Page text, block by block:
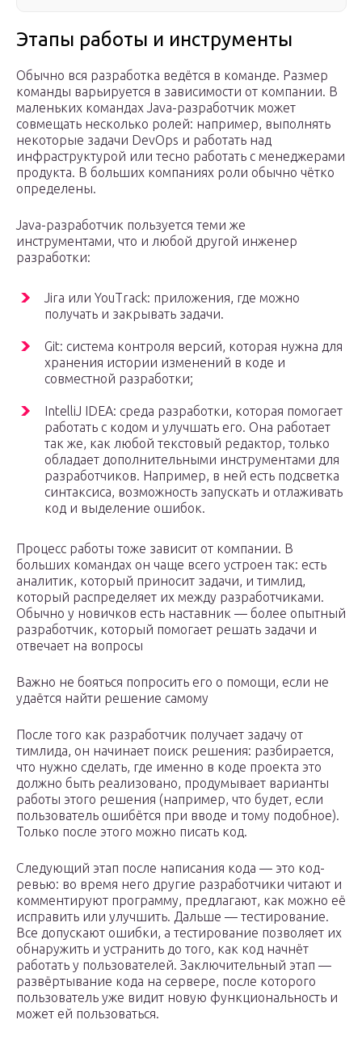
Этапы работы и инструменты
Обычно вся разработка ведётся в команде. Размер
команды варьируется в зависимости от компании. В
маленьких командах Java-разработчик может
совмещать несколько ролей: например, выполнять
некоторые задачи DevOps и работать над
инфраструктурой или тесно работать с менеджерами
продукта. В больших компаниях роли обычно чётко
определены.
Java-разработчик пользуется теми же
инструментами, что и любой другой инженер
разработки:
Jira или YouTrack: приложения, где можно
получать и закрывать задачи.
Git: система контроля версий, которая нужна для
хранения истории изменений в коде и
совместной разработки;
IntelliJ IDEA: среда разработки, которая помогает
работать с кодом и улучшать его. Она работает
так же, как любой текстовый редактор, только
обладает дополнительными инструментами для
разработчиков. Например, в ней есть подсветка
синтаксиса, возможность запускать и отлаживать
код и выделение ошибок.
Процесс работы тоже зависит от компании. В
больших командах он чаще всего устроен так: есть
аналитик, который приносит задачи, и тимлид,
который распределяет их между разработчиками.
Обычно у новичков есть наставник — более опытный
разработчик, который помогает решать задачи и
отвечает на вопросы
Важно не бояться попросить его о помощи, если не
удаётся найти решение самому
После того как разработчик получает задачу от
тимлида, он начинает поиск решения: разбирается,
что нужно сделать, где именно в коде проекта это
должно быть реализовано, продумывает варианты
работы этого решения (например, что будет, если
пользователь ошибётся при вводе и тому подобное).
Только после этого можно писать код.
Следующий этап после написания кода — это код-
ревью: во время него другие разработчики читают и
комментируют программу, предлагают, как можно её
исправить или улучшить. Дальше — тестирование.
Все допускают ошибки, а тестирование позволяет их
обнаружить и устранить до того, как код начнёт
работать у пользователей. Заключительный этап —
развёртывание кода на сервере, после которого
пользователь уже видит новую функциональность и
может ей пользоваться.